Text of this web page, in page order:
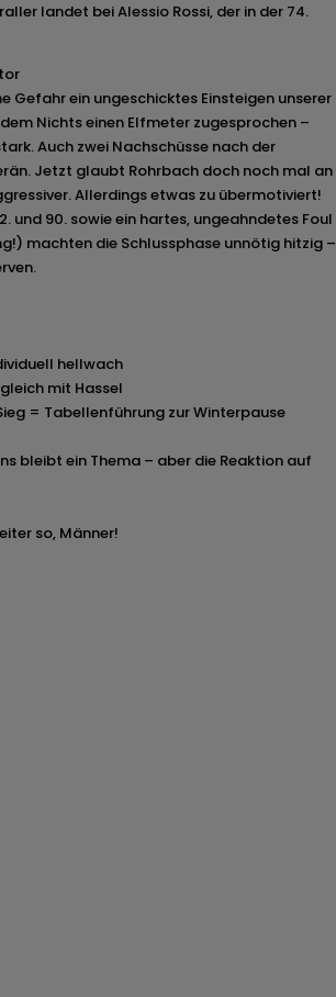
landet bei Alessio Rossi, der in der 74.
Gefahr ein ungeschicktes Einsteigen unserer
Nichts einen Elfmeter zugesprochen –
Auch zwei Nachschüsse nach der
Jetzt glaubt Rohrbach doch noch mal an
Allerdings etwas zu übermotiviert!
und 90. sowie ein hartes, ungeahndetes Foul
machten die Schlussphase unnötig hitzig –
hellwach
mit Hassel
= Tabellenführung zur Winterpause
bleibt ein Thema – aber die Reaktion auf
so, Männer!